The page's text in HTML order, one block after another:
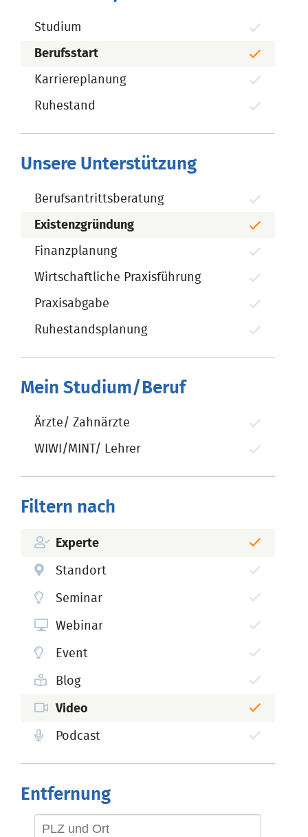
Studium
Berufsstart
Karriereplanung
Ruhestand
Unsere Unterstützung
Berufsantrittsberatung
Existenzgründung
Finanzplanung
Wirtschaftliche Praxisführung
Praxisabgabe
Ruhestandsplanung
Mein Studium/Beruf
Ärzte/ Zahnärzte
WIWI/MINT/ Lehrer
Filtern nach
Experte
Standort
Seminar
Webinar
Event
Blog
Video
Podcast
Entfernung